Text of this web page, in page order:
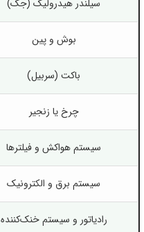
سیلندر هیدرولیک (جک)
بوش و پین
باکت (سربیل)
چرخ یا زنجیر
سیستم هواکش و فیلترها
سیستم برق و الکترونیک
رادیاتور و سیستم خنک‌کننده